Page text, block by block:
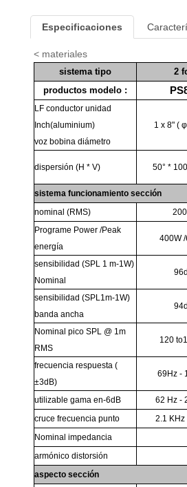
Especificaciones
< materiales
sistema tipo 2
productos modelo :
LF conductor unidad
Inch(aluminium)
voz bobina diámetro
1 x 8" (
dispersión (H * V) 50° *
sistema funcionamiento sección
nominal (RMS)
Programe Power /Peak
energía
400W
sensibilidad (SPL 1 m-1W)
Nominal
sensibilidad (SPL1m-1W)
banda ancha
Nominal pico SPL @ 1m
RMS
120
frecuencia respuesta (
±3dB)
69Hz -
utilizable gama en-6dB 62 Hz -
cruce frecuencia punto 2.1 KHz
Nominal impedancia
armónico distorsión
aspecto sección